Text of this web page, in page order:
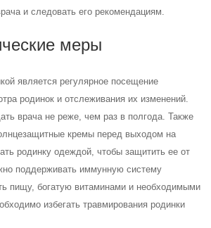
и следовать его рекомендациям.
меры
является регулярное посещение
родинок и отслеживания их изменений.
врача не реже, чем раз в полгода. Также
кремы перед выходом на
родинку одеждой, чтобы защитить ее от
поддерживать иммунную систему
пищу, богатую витаминами и необходимыми
избегать травмирования родинки